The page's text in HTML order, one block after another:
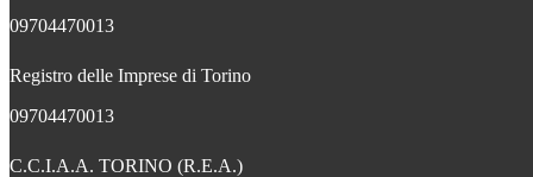
09704470013
Registro delle Imprese di Torino
09704470013
C.C.I.A.A. TORINO (R.E.A.)